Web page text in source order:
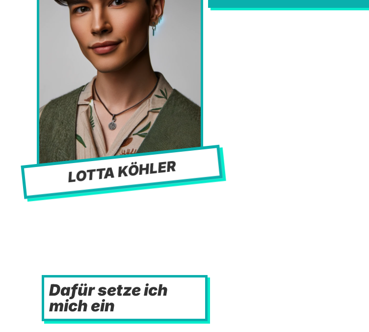
LOTTA KÖHLER
Dafür setze ich
mich ein